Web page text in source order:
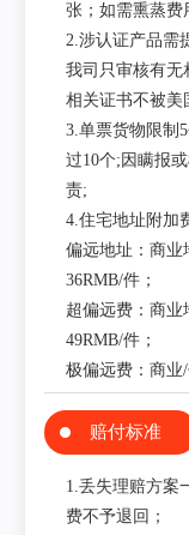
张；如需熏
2.涉认证产品需
我司只审核有无
相关证书不被美
3.单票货物限制
过10个;因瞒报
责;
4.住宅地址附加
偏远地址：商业
36RMB/件；
超偏远费：商业
49RMB/件；
极偏远费：商业/
赔付标准
1.丢失理赔方案
费不予退回；